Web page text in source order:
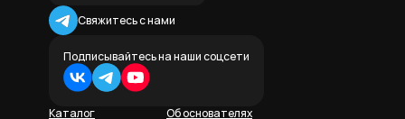
Каталог Об основателях
Свяжитесь с нами
Подписывайтесь на наши соцсети